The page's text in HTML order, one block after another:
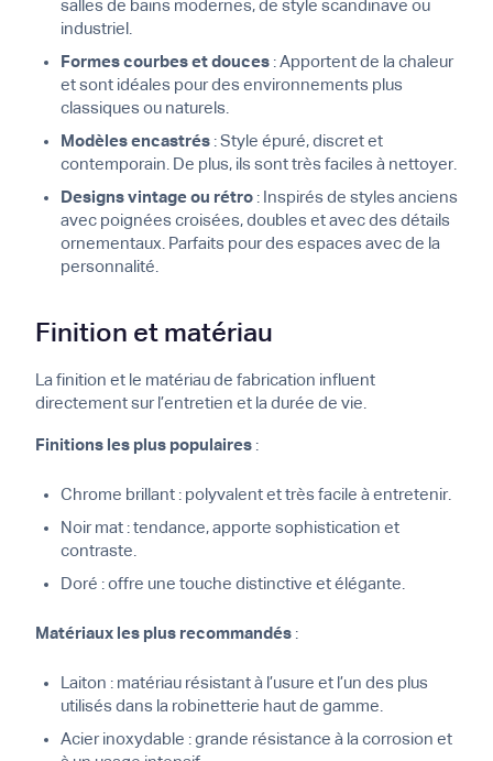
salles de bains modernes, de style scandinave ou
industriel.
Formes courbes et douces: Apportent de la chaleur
et sont idéales pour des environnements plus
classiques ou naturels.
Modèles encastrés: Style épuré, discret et
contemporain. De plus, ils sont très faciles à nettoyer.
Designs vintage ou rétro: Inspirés de styles anciens
avec poignées croisées, doubles et avec des détails
ornementaux. Parfaits pour des espaces avec de la
personnalité.
Finition et matériau
La finition et le matériau de fabrication influent
directement sur l’entretien et la durée de vie.
Finitions les plus populaires :
Chrome brillant : polyvalent et très facile à entretenir.
Noir mat : tendance, apporte sophistication et
contraste.
Doré : offre une touche distinctive et élégante.
Matériaux les plus recommandés :
Laiton : matériau résistant à l’usure et l’un des plus
utilisés dans la robinetterie haut de gamme.
Acier inoxydable : grande résistance à la corrosion et